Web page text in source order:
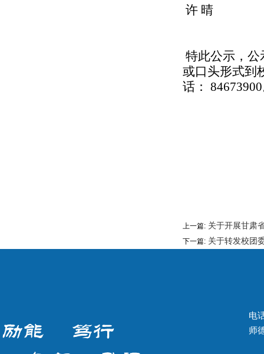
许 晴 尹
特此公示，公
或口头形式到
话： 84673900
上一篇: 关于开展甘肃
下一篇: 关于转发校团
电
师